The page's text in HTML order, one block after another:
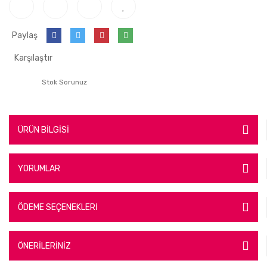
Paylaş
Karşılaştır
Stok Sorunuz
ÜRÜN BİLGİSİ
YORUMLAR
ÖDEME SEÇENEKLERİ
ÖNERİLERİNİZ